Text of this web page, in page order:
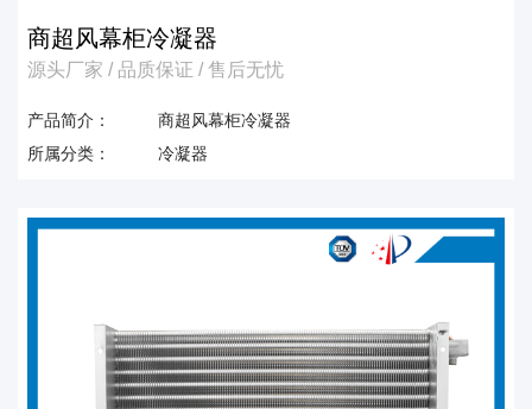
商超风幕柜冷凝器
源头厂家 / 品质保证 / 售后无忧
产品简介：
商超风幕柜冷凝器
所属分类：
冷凝器